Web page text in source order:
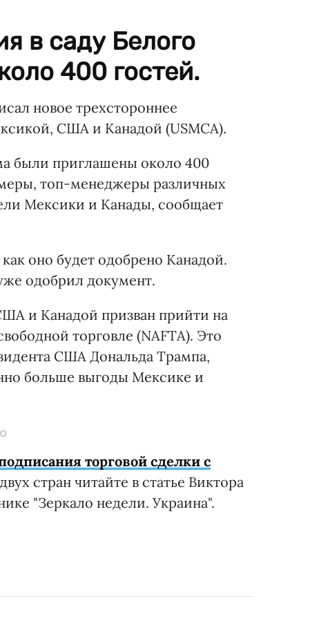
в саду Белого
400 гостей.
новое трехстороннее
США и Канадой (USMCA).
были приглашены около 400
топ-менеджеры различных
Мексики и Канады, сообщает
оно будет одобрено Канадой.
одобрил документ.
и Канадой призван прийти на
торговле (NAFTA). Это
США Дональда Трампа,
больше выгоды Мексике и
торговой сделки с
стран читайте в статье Виктора
"Зеркало недели. Украина".